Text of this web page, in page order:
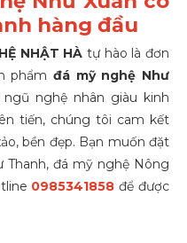
hàng đầu
NHẬT HÀ tự hào là đơn
phẩmđá mỹ nghệ Như
nghệ nhân giàu kinh
tiến, chúng tôi cam kết
bền đẹp. Bạn muốn đặt
Thanh, đá mỹ nghệ Nông
0985341858 để được